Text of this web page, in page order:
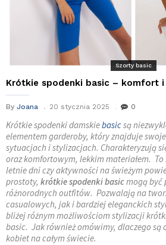
Szorty basic
Krótkie spodenki basic – komfort
By Joana 20 stycznia 2025 0
Krótkie spodenki damskiebasicsą
elementem garderoby, który znajduje
sytuacjach i stylizacjach. Charakteryzują
oraz komfortowym, lekkim materiałem. To
letnie dni czy aktywności na świeżym
prostoty, krótkie spodenki basicmogą być
różnorodnych outfitów. Pozwalają na
casualowych, jak i bardziej eleganckich
bliżej różnym możliwościom stylizacji
basic. Jak również omówimy, dlaczego są
kobiet na całym świecie.